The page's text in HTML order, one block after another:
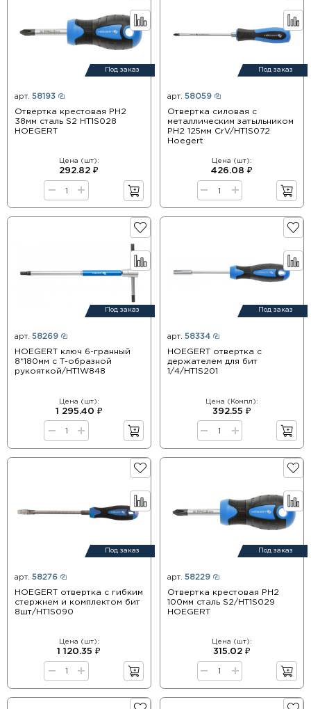
Под заказ
арт. 58193
Отвертка крестовая PH2
38мм сталь S2 HT1S028
HOEGERT
Цена (шт):
292.82 ₽
Под заказ
арт. 58059
Отвертка силовая с
металлическим затыльником
PH2 125мм CrV/HT1S072
Hoegert
Цена (шт):
426.08 ₽
Под заказ
арт. 58269
HOEGERT ключ 6-гранный
8*180мм с Т-образной
рукояткой/HT1W848
Цена (шт):
1 295.40 ₽
Под заказ
арт. 58334
HOEGERT отвертка с
держателем для бит
1/4/HT1S201
Цена (Компл):
392.55 ₽
Под заказ
арт. 58276
HOEGERT отвертка с гибким
стержнем и комплектом бит
8шт/HT1S090
Цена (шт):
1 120.35 ₽
Под заказ
арт. 58229
Отвертка крестовая PH2
100мм сталь S2/HT1S029
HOEGERT
Цена (шт):
315.02 ₽